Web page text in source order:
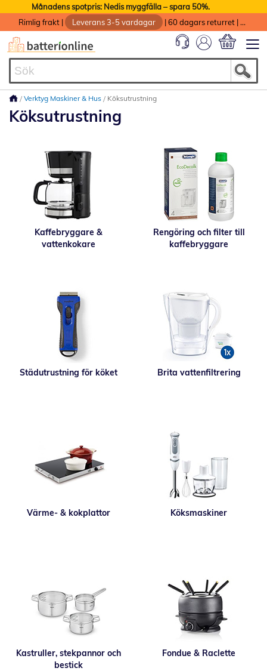
Månadens spotpris: Nedis myggfälla – spara 50%.
Rimlig frakt | Leverans 3-5 vardagar |60 dagars returret |
Verktyg Maskiner & Hus Köksutrustning
Köksutrustning
Kaffebryggare &
vattenkokare
Rengöring och filter till
kaffebryggare
Städutrustning för köket Brita vattenfiltrering
Värme- & kokplattor Köksmaskiner
Kastruller, stekpannor och
bestick
Fondue & Raclette